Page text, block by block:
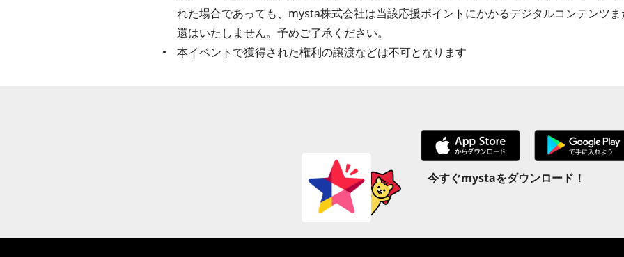
れた場合であっても、mysta株式会社は当該応援ポイントにかかるデジタルコンテンツ
還はいたしません。予めご了承ください。
本イベントで獲得された権利の譲渡などは不可となります
今すぐmystaをダウンロード！